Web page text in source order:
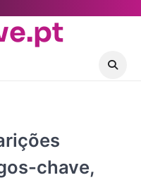
chave,